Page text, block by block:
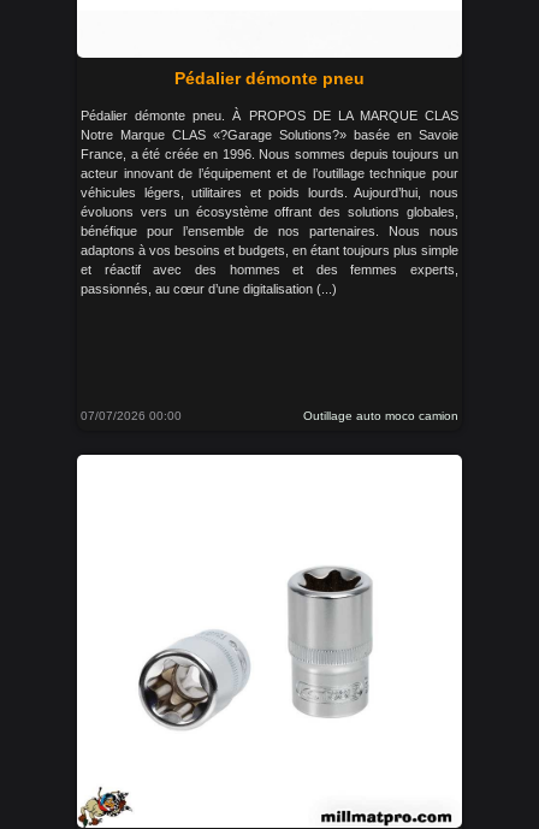
Pédalier démonte pneu
Pédalier démonte pneu. À PROPOS DE LA MARQUE CLAS
Notre Marque CLAS «?Garage Solutions?» basée en Savoie
France, a été créée en 1996. Nous sommes depuis toujours un
acteur innovant de l’équipement et de l’outillage technique pour
véhicules légers, utilitaires et poids lourds. Aujourd’hui, nous
évoluons vers un écosystème offrant des solutions globales,
bénéfique pour l’ensemble de nos partenaires. Nous nous
adaptons à vos besoins et budgets, en étant toujours plus simple
et réactif avec des hommes et des femmes experts,
passionnés, au cœur d’une digitalisation (...)
07/07/2026 00:00 Outillage auto moco camion